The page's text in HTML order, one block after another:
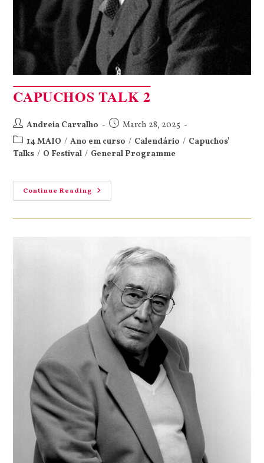
CAPUCHOS TALK 2
Andreia Carvalho
March 28, 2025
14 MAIO / Ano em curso / Calendário / Capuchos'
Talks / O Festival / General Programme
Continue Reading